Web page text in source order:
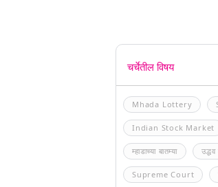
चर्चेतील विषय
Mhada Lottery
Indian Stock Market
म्हाडाच्या बातम्या
Supreme Court